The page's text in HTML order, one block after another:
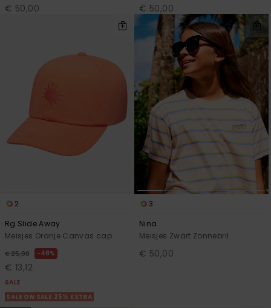
€ 50,00 € 50,00
2
Rg Slide Away
Meisjes Oranje Canvas cap
€ 25,00 48%
€ 13,12
SALE
SALE ON SALE 25% EXTRA
3
Nina
Meisjes Zwart Zonnebril
€ 50,00